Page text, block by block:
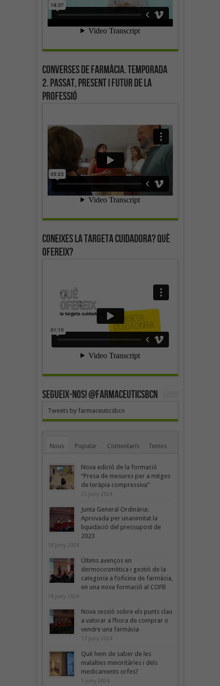
Converses de farmàcia. Temporada
2. Passat, present i futur de la
professió
Coneixes la targeta cuidadora? Què
ofereix?
SEGUEIX-NOS! @farmaceuticsbcn
Tweets by farmaceuticsbcn
Nous Popular Comentaris Temes
Nova edició de la formació
“Presa de mesures per a mitges
de teràpia compressiva”
21 juny 2024
Junta General Ordinària:
Aprovada per unanimitat la
liquidació del pressupost de
2023
18 juny 2024
Últims avenços en
dermocosmètica i gestió de la
categoria a l’oficina de farmàcia,
en una nova formació al COFB
18 juny 2024
Nova sessió sobre els punts clau
a valorar a l’hora de comprar o
vendre una farmàcia
17 juny 2024
Què hem de saber de les
malalties minoritàries i dels
medicaments orfes?
3 juny 2024